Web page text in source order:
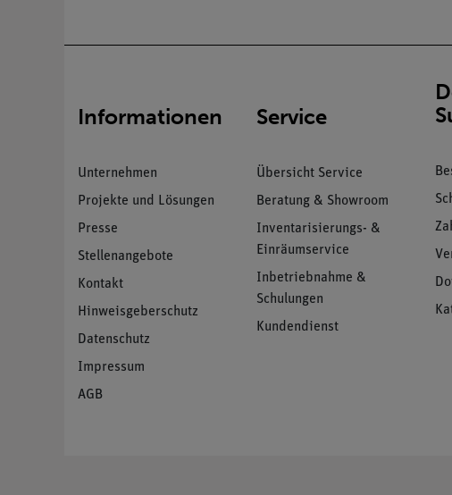
Informationen
Unternehmen
Projekte und Lösungen
Presse
Stellenangebote
Kontakt
Hinweisgeberschutz
Datenschutz
Impressum
AGB
Service
Übersicht Service
Beratung & Showroom
Inventarisierungs- &
Einräumservice
Inbetriebnahme &
Schulungen
Kundendienst